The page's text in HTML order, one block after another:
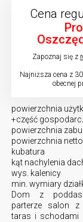
Cena
Zapoznaj się z
Najniższa cena z
obecnej
powierzchnia
+część
powierzchnia
powierzchnia netto
kubatura
kąt nachylenia
wys. kalenicy
min. wymiary
Dom z
parterze salon z
taras i schodami